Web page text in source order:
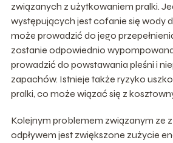
związanych z użytkowaniem pralki.
występujących jest cofanie się wody
może prowadzić do jego
zostanie odpowiednio
prowadzić do powstawania pleśni i
zapachów. Istnieje także ryzyko
pralki, co może wiązać się z
Kolejnym problemem związanym ze
odpływem jest zwiększone zużycie